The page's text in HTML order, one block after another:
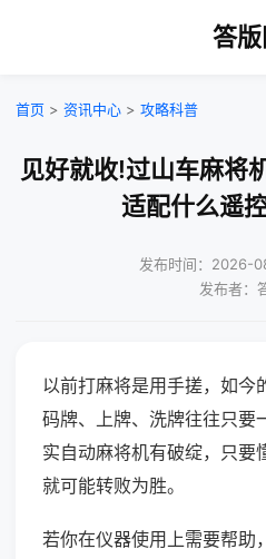
答版
首页 > 资讯中心 > 攻略科普
见好就收!过山车麻将
适配什么遥
发布时间：2026-
发布者：
以前打麻将是用手搓，如今
码牌、上牌、洗牌往往只要
实自动麻将机有破绽，只要
就可能转败为胜。
若你在仪器使用上需要帮助